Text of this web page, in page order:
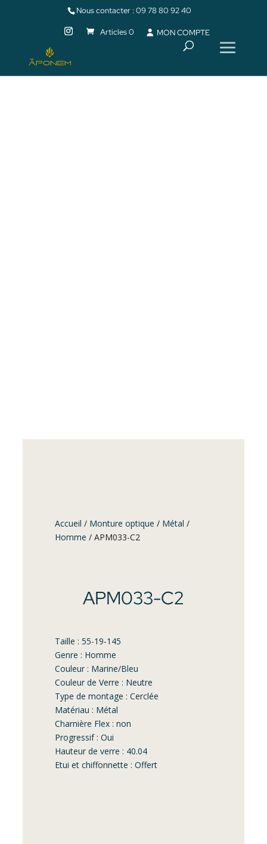
Nous contacter :09 78 80 92 40
Articles 0 MON COMPTE
Accueil / Monture optique / Métal /
Homme / APM033-C2
APM033-C2
Taille : 55-19-145
Genre : Homme
Couleur : Marine/Bleu
Couleur de Verre : Neutre
Type de montage : Cerclée
Matériau : Métal
Charnière Flex : non
Progressif : Oui
Hauteur de verre : 40.04
Etui et chiffonnette : Offert